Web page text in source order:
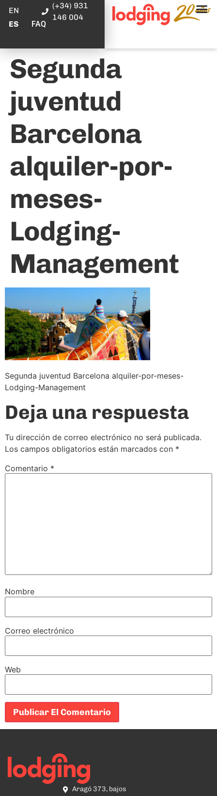
EN
ES
FAQ
(+34) 931
146 004
Segunda
juventud
Barcelona
alquiler-por-
meses-
Lodging-
Management
Segunda juventud Barcelona alquiler-por-meses-
Lodging-Management
Deja una respuesta
Tu dirección de correo electrónico no será publicada.
Los campos obligatorios están marcados con *
Comentario *
Nombre
Correo electrónico
Web
Aragó 373, bajos